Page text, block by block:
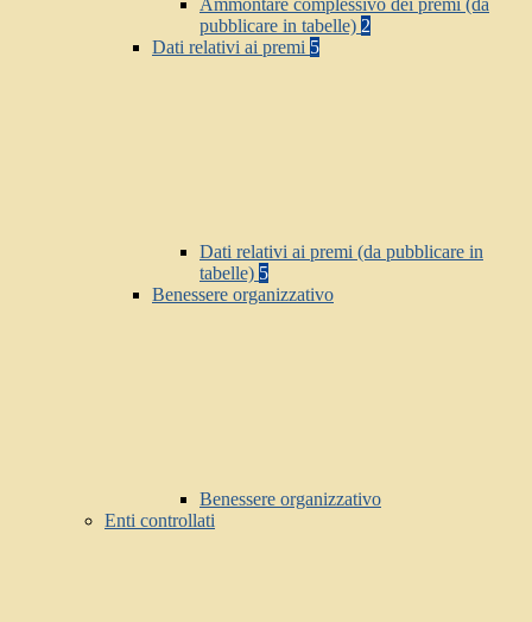
Ammontare complessivo dei premi (da
pubblicare in tabelle) 2
Dati relativi ai premi 5
Dati relativi ai premi (da pubblicare in
tabelle) 5
Benessere organizzativo
Benessere organizzativo
Enti controllati